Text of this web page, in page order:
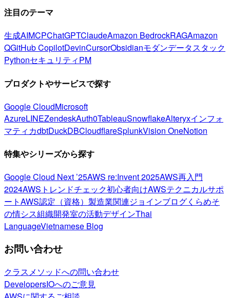
注目のテーマ
生成AIMCPChatGPTClaudeAmazon BedrockRAGAmazon
QGitHub CopilotDevinCursorObsidianモダンデータスタック
PythonセキュリティPM
プロダクトやサービスで探す
Google CloudMicrosoft
AzureLINEZendeskAuth0TableauSnowflakeAlteryxインフォ
マティカdbtDuckDBCloudflareSplunkVision OneNotion
特集やシリーズから探す
Google Cloud Next ’25AWS re:Invent 2025AWS再入門
2024AWSトレンドチェック初心者向けAWSテクニカルサポ
ートAWS認定（資格） 製造業関連ジョインブログくらめそ
の情シス組織開発室の活動デザインThai
LanguageVietnamese Blog
お問い合わせ
クラスメソッドへの問い合わせ
DevelopersIOへのご意見